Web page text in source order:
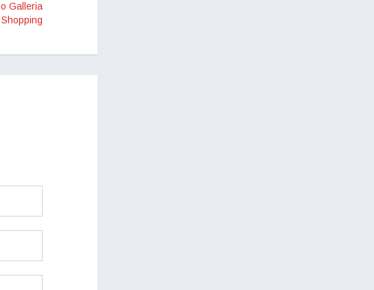
Galleria
Shopping